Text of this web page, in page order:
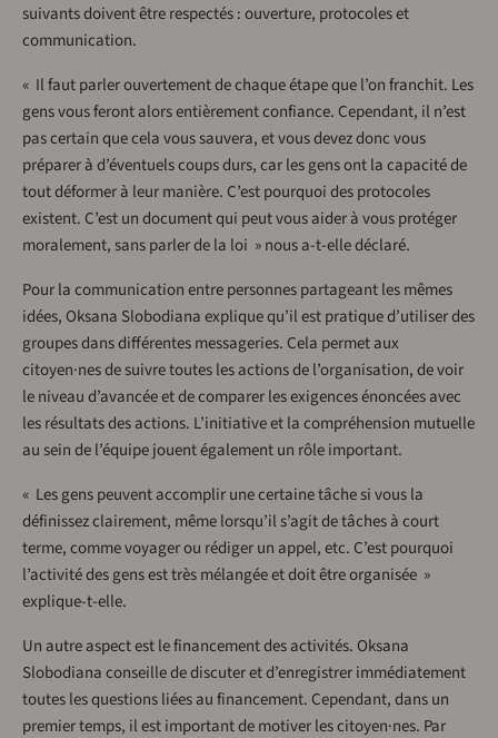
suivants doivent être respectés : ouverture, protocoles et
communication.
« Il faut parler ouvertement de chaque étape que l’on franchit. Les
gens vous feront alors entièrement confiance. Cependant, il n’est
pas certain que cela vous sauvera, et vous devez donc vous
préparer à d’éventuels coups durs, car les gens ont la capacité de
tout déformer à leur manière. C’est pourquoi des protocoles
existent. C’est un document qui peut vous aider à vous protéger
moralement, sans parler de la loi » nous a-t-elle déclaré.
Pour la communication entre personnes partageant les mêmes
idées, Oksana Slobodiana explique qu’il est pratique d’utiliser des
groupes dans différentes messageries. Cela permet aux
citoyen·nes de suivre toutes les actions de l’organisation, de voir
le niveau d’avancée et de comparer les exigences énoncées avec
les résultats des actions. L’initiative et la compréhension mutuelle
au sein de l’équipe jouent également un rôle important.
« Les gens peuvent accomplir une certaine tâche si vous la
définissez clairement, même lorsqu’il s’agit de tâches à court
terme, comme voyager ou rédiger un appel, etc. C’est pourquoi
l’activité des gens est très mélangée et doit être organisée »
explique-t-elle.
Un autre aspect est le financement des activités. Oksana
Slobodiana conseille de discuter et d’enregistrer immédiatement
toutes les questions liées au financement. Cependant, dans un
premier temps, il est important de motiver les citoyen·nes. Par